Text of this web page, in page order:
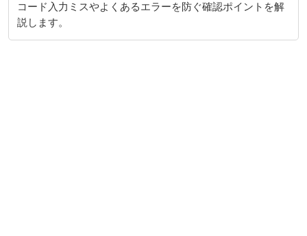
コード入力ミスやよくあるエラーを防ぐ確認ポイントを解
説します。